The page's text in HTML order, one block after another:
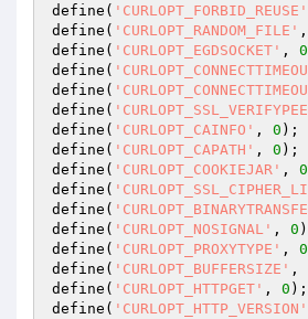
define( 'CURLOPT_FORBID_REUSE'
define( 'CURLOPT_RANDOM_FILE' ,
define( 'CURLOPT_EGDSOCKET' , 0
define(
define(
define(
define( 'CURLOPT_CAINFO' , 0 );
define( 'CURLOPT_CAPATH' , 0 );
define( 'CURLOPT_COOKIEJAR' , 0
define(
define(
define( 'CURLOPT_NOSIGNAL' , 0
define( 'CURLOPT_PROXYTYPE' , 0
define( 'CURLOPT_BUFFERSIZE' ,
define( 'CURLOPT_HTTPGET' , 0 );
define( 'CURLOPT_HTTP_VERSION'